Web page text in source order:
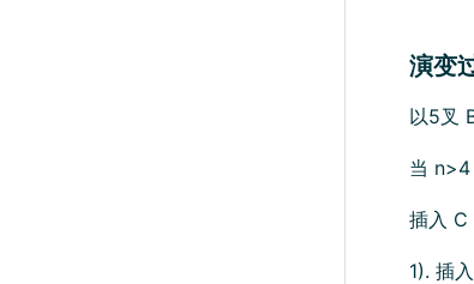
演变
以5叉
当 n>4
插入 C
1). 插